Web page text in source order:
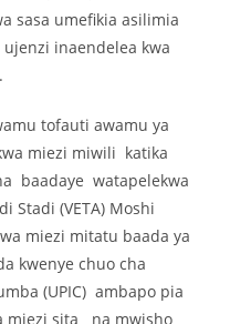
sasa umefikia asilimia
inaendelea kwa
tofauti awamu ya
miezi miwili katika
baadaye watapelekwa
Stadi (VETA) Moshi
miezi mitatu baada ya
kwenye chuo cha
(UPIC) ambapo pia
miezi sita na mwisho